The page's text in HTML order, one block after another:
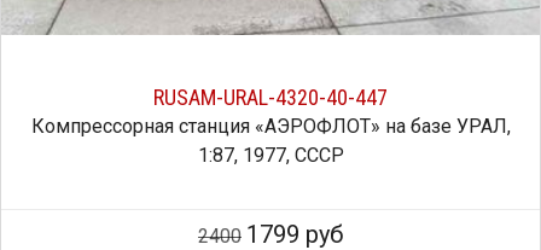
RUSAM-URAL-4320-40-447
Компрессорная станция «АЭРОФЛОТ» на базе УРАЛ,
1:87, 1977, СССР
2400 1799 руб